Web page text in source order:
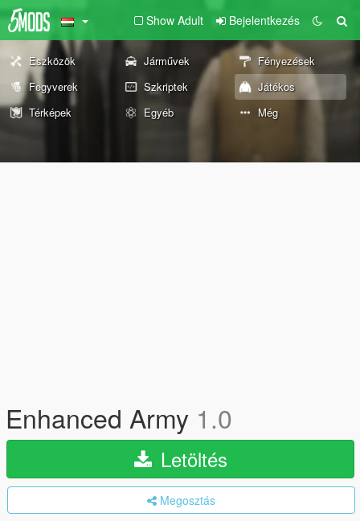
Show Adult Bejelentkezés
Eszközök Járművek
Fényezések
Fegyverek
Szkriptek
Játékos
Térképek
Egyéb Még
Enhanced Army 1.0
Letöltés
Megosztás